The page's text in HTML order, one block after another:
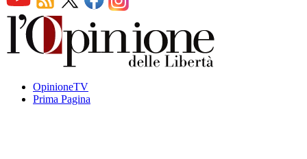
OpinioneTV
Prima Pagina